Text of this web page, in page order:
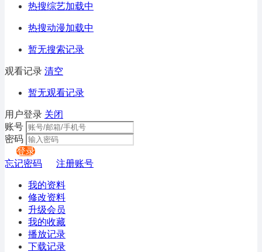
热搜综艺加载中
热搜动漫加载中
暂无搜索记录
观看记录 清空
暂无观看记录
用户登录 关闭
账号
密码
登录
忘记密码
注册账号
我的资料
修改资料
升级会员
我的收藏
播放记录
下载记录